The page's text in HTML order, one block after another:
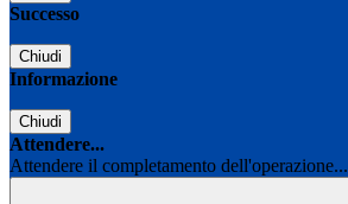
Successo
Chiudi
Informazione
Chiudi
Attendere...
Attendere il completamento dell'operazione...